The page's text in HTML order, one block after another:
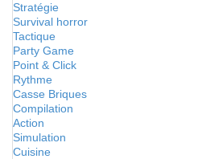
Stratégie
Survival horror
Tactique
Party Game
Point & Click
Rythme
Casse Briques
Compilation
Action
Simulation
Cuisine